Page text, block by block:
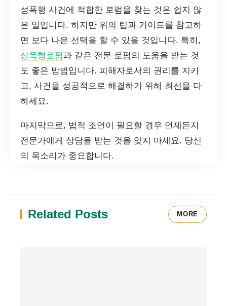
성폭행 사건에 적합한 로펌을 찾는 것은 쉽지 않
은 일입니다. 하지만 위의 팁과 가이드를 참고하
면 보다 나은 선택을 할 수 있을 것입니다. 특히,
성폭행로펌과 같은 전문 로펌의 도움을 받는 것
도 좋은 방법입니다. 피해자로서의 권리를 지키
고, 사건을 성공적으로 해결하기 위해 최선을 다
하세요.
마지막으로, 법적 조언이 필요할 경우 언제든지
전문가에게 상담을 받는 것을 잊지 마세요. 당신
의 목소리가 중요합니다.
Related Posts MORE